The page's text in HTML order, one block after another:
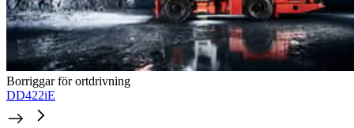
Borriggar för ortdrivning
DD422iE